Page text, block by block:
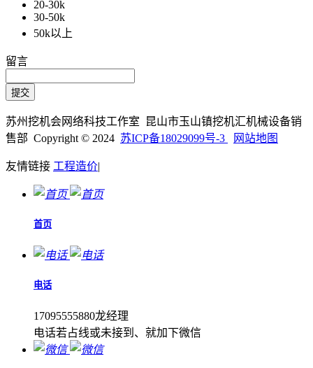
20-30k
30-50k
50k以上
留言
苏州挖机会网络科技工作室 昆山市玉山镇挖机汇机械设备销
售部 Copyright © 2024 苏ICP备18029099号-3 网站地图
友情链接 工程造价|
首页
电话
17095555880龙经理
电话若占线或未接到、就加下微信